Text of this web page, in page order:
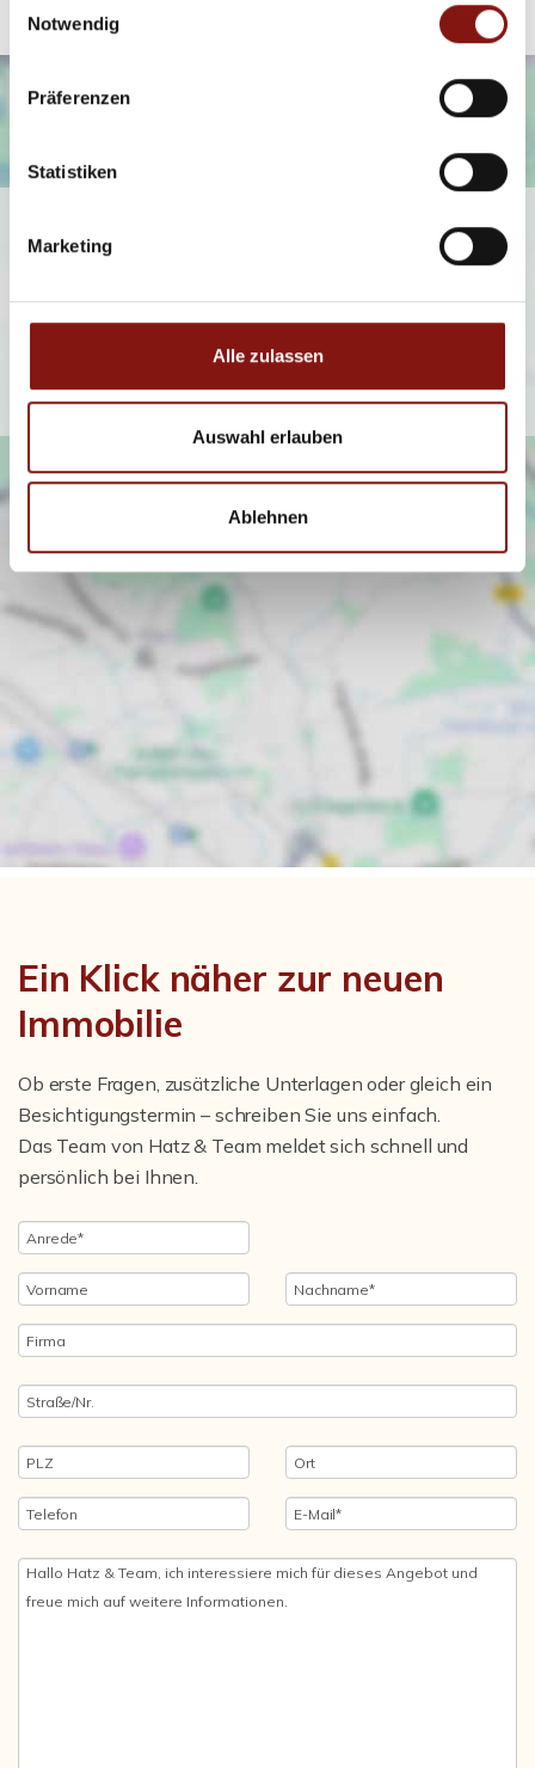
Notwendig
Präferenzen
Statistiken
Marketing
Alle zulassen
Auswahl erlauben
Ablehnen
Ich bin damit einverstanden, dass mir Karten von Google
Ein Klick näher zur neuen
Immobilie
Ob erste Fragen, zusätzliche Unterlagen oder gleich ein
Besichtigungstermin – schreiben Sie uns einfach.
Das Team von Hatz & Team meldet sich schnell und
persönlich bei Ihnen.